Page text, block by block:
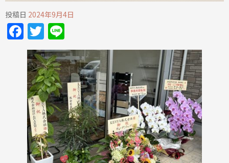
投稿日 2024年9月4日
Facebook
Twitter